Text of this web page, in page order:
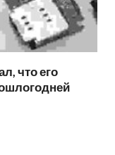
что его